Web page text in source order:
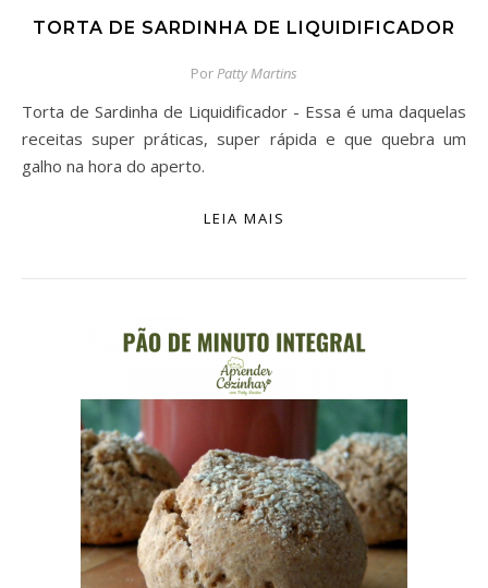
TORTA DE SARDINHA DE LIQUIDIFICADOR
PorPatty Martins
Torta de Sardinha de Liquidificador - Essa é uma daquelas
receitas super práticas, super rápida e que quebra um
galho na hora do aperto.
LEIA MAIS